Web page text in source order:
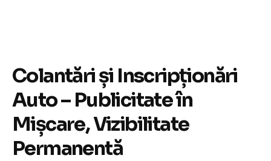
Colantări și Inscripționări
Auto – Publicitate în
Mișcare, Vizibilitate
Permanentă